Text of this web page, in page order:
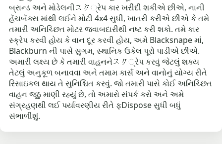
બ્રાન્ડ અને મોડેલનીスク્રેપ કાર ખરીદી શકીએ છીએ, નાની
હૅચબૅક્સ માંથી લઈને મોટી 4x4 સુધી, ખાતરી કરીએ છીએ કે તમે
તમારી અનિચ્છિત મોટર જવાબદારીથી નષ્ટ કરી શકો. તમે કાર
સ્ક્રેપ કરવી હોય કે વાન દૂર કરવી હોય, અમે Blacksnape માં,
Blackburn ની પાસે સુગમ, સ્થાનિક ઉકેલ પૂરો પાડીએ છીએ.
અમારી લક્ષ્ય છે કે તમારી વાહનનેスク્રેપ કરવું જેટલું શક્ય
તેટલું અનુકૂળ બનાવવા અને તમામ કાર્સ અને વાનોનું યોગ્ય રીતે
રિસાઇકલ થાય તે સુનિશ્ચિત કરવું. જો તમારી પાસે કોઈ અનિચ્છિત
વાહન જૂઠુ માણી રહ્યું છે, તો અમારો સંપર્ક કરો અને અમે
સંગ્રહણથી લઈ પર્યાવરણીય રીતે ફDispose સુધી બધું
સંભાળીશું.